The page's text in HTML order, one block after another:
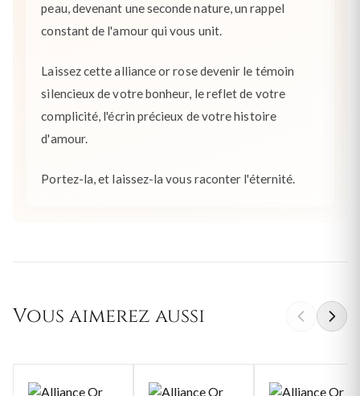
peau, devenant une seconde nature, un rappel
constant de l'amour qui vous unit.
Laissez cette alliance or rose devenir le témoin
silencieux de votre bonheur, le reflet de votre
complicité, l'écrin précieux de votre histoire
d'amour.
Portez-la, et laissez-la vous raconter l'éternité.
Vous aimerez aussi